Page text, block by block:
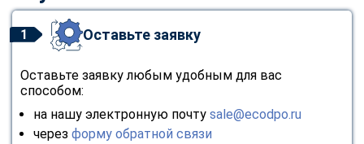
1 Оставьте заявку
Оставьте заявку любым удобным для вас
способом:
на нашу электронную почту sale@ecodpo.ru
через форму обратной связи